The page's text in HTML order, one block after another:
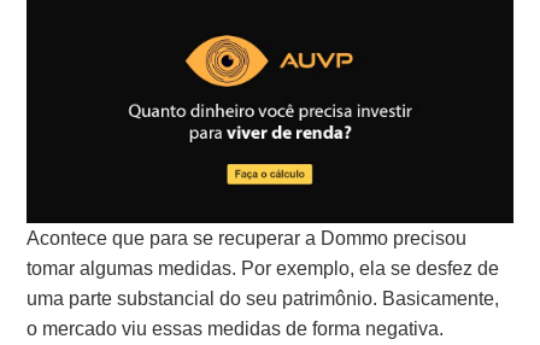
Acontece que para se recuperar a Dommo precisou
tomar algumas medidas. Por exemplo, ela se desfez de
uma parte substancial do seu patrimônio. Basicamente,
o mercado viu essas medidas de forma negativa.